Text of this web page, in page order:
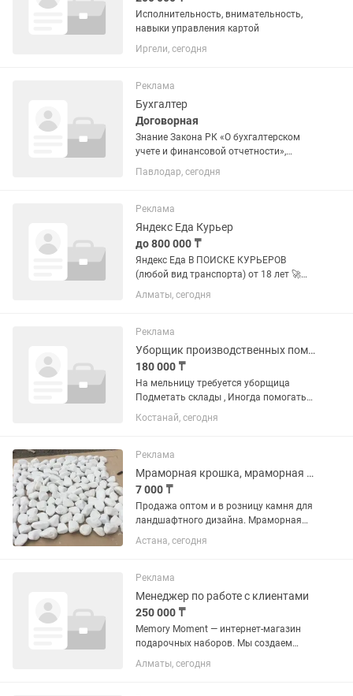
Исполнительность, внимательность,
навыки управления картой
Иргели, сегодня
Реклама
Бухгалтер
Договорная
Знание Закона РК «О бухгалтерском
учете и финансовой отчетности»,
Налогового кодекса РК, правил
розничной торговли и кассовой
(Стандарты финансовой отчетности),
правила...
Павлодар, сегодня
Реклама
Яндекс Еда Курьер
до 800 000 ₸
Яндекс Еда В ПОИСКЕ КУРЬЕРОВ
(любой вид транспорта) от 18 лет 🚀
НАЧНИТЕ СЕГОДНЯ! Без опыта, без
авто, без вложений. Что нужно делать:
Алматы, сегодня
Реклама
Уборщик производственных помещений
180 000 ₸
На мельницу требуется уборщица
Подметать склады , Иногда помогать
на кухне Оплата часовая 1000час
Рабочий график с 9:00 до 18:00 Зп 2
вечером Питание бесплатно
Костанай, сегодня
Реклама
Мраморная крошка, мраморная галька, камни для ландшафта.
7 000 ₸
Продажа оптом и в розницу камня для
ландшафтного дизайна. Мраморная
крошка, мраморная галька, Цветные
камни, Морская галька, речная галька,
лиственницы), габионы, вазоны,...
Астана, сегодня
Реклама
Менеджер по работе с клиентами
250 000 ₸
Memory Moment — интернет-магазин
подарочных наборов. Мы создаем
фотокниги, постеры, наборы для
отпечатков рук, печатаем фотографии
Алматы, сегодня